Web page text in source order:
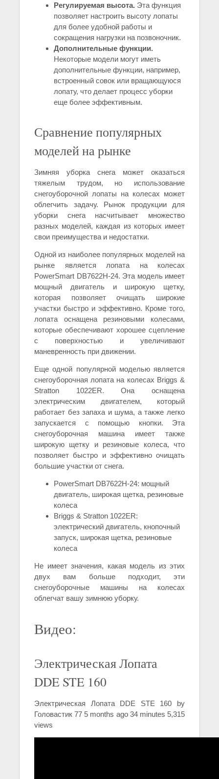
Регулируемая высота. Эта функция
позволяет настроить высоту лопаты
для более удобной работы и
сокращения нагрузки на позвоночник.
Дополнительные функции.
Некоторые модели могут иметь
дополнительные функции, например,
встроенный совок или вращающуюся
лопату, что делает процесс уборки
еще более эффективным.
Сравнение популярных
моделей на рынке
Зимняя уборка снега может оказаться
тяжелым трудом, но использование
снегоуборочной лопаты на колесах может
облегчить задачу. Рынок продукции для
уборки снега насчитывает множество
разных моделей, каждая из которых имеет
свои преимущества и недостатки.
Одной из наиболее популярных моделей на
рынке является лопата на колесах
PowerSmart DB7622H-24. Эта модель имеет
мощный двигатель и широкую щетку,
которая позволяет очищать широкие
участки быстро и эффективно. Кроме того,
лопата оснащена резиновыми колесами,
которые обеспечивают хорошее сцепление
с поверхностью и увеличивают
маневренность при движении.
Еще одной популярной моделью является
снегоуборочная лопата на колесах Briggs &
Stratton 1022ER. Она оснащена
электрическим двигателем, который
работает без запаха и шума, а также легко
запускается с помощью кнопки. Эта
снегоуборочная машина имеет также
широкую щетку и резиновые колеса, что
позволяет быстро и эффективно очищать
большие участки от снега.
PowerSmart DB7622H-24: мощный
двигатель, широкая щетка, резиновые
колеса
Briggs & Stratton 1022ER:
электрический двигатель, кнопочный
запуск, широкая щетка, резиновые
колеса
Не имеет значения, какая модель из этих
двух вам больше подходит, эти
снегоуборочные машины на колесах
облегчат вашу зимнюю уборку.
Видео:
Электрическая Лопата
DDE STE 160
Электрическая Лопата DDE STE 160 by
Головастик 77 5 months ago 34 minutes 5,315
views